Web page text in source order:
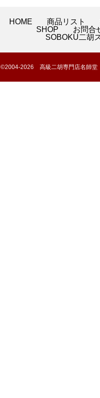
HOME 商品リスト
SHOP
お問合
SOBOKU二胡
©2004-2026 高級二胡専門店名師